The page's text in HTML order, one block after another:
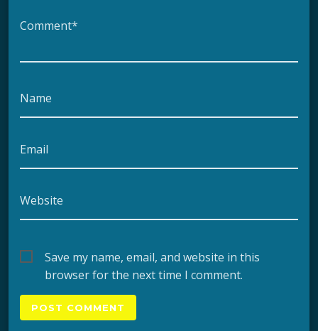
Comment*
Name
Email
Website
Save my name, email, and website in this
browser for the next time I comment.